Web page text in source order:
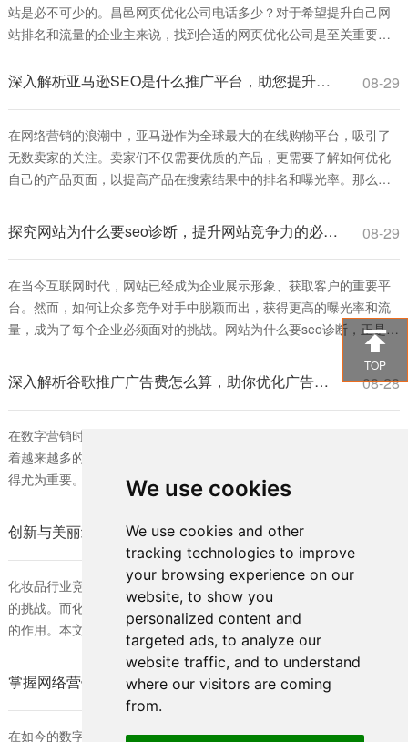
We use cookies
We use cookies and other
tracking technologies to improve
your browsing experience on our
website, to show you
personalized content and
targeted ads, to analyze our
website traffic, and to understand
where our visitors are coming
from.

TOP
站是必不可少的。昌邑网页优化公司电话多少？对于希望提升自己网
站排名和流量的企业主来说，找到合适的网页优化公司是至关重要
页优化服务。 首先，网页优化是指通过一系列技术手段和策略，使得
深入解析亚马逊SEO是什么推广平台，助您提升产品曝光率 08-29
在网络营销的浪潮中，亚马逊作为全球最大的在线购物平台，吸引了
无数卖家的关注。卖家们不仅需要优质的产品，更需要了解如何优化
自己的产品页面，以提高产品在搜索结果中的排名和曝光率。那么，
念及其在推广中的重要性。 首先，我们来了解什么是亚马逊SEO。
SEO（Search Engine Optimization）即搜索引擎优化，是一种通过
探究网站为什么要seo诊断，提升网站竞争力的必由之路 08-29
在当今互联网时代，网站已经成为企业展示形象、获取客户的重要平
台。然而，如何让众多竞争对手中脱颖而出，获得更高的曝光率和流
量，成为了每个企业必须面对的挑战。网站为什么要seo诊断，正是为
了解决这一问题。SEO（搜索引擎优化）诊断能够帮助网站发现自身
存在的问题，从而进行针对性的改进，提高在搜索引擎中的排名。 首
先，网站为什么要seo诊断，可以帮助企业了解当前的SEO状态。通过
对网站进行全面的分析
深入解析谷歌推广广告费怎么算，助你优化广告预算策略 08-28
在数字营销时代，谷歌广告已成为许多企业不可或缺的推广工具。随
着越来越多的商家投入到这一平台，理解谷歌推广广告费怎么算便显
得尤为重要。对于希望在竞争激烈的市场中脱颖而出的企业而言，合
理的广告费用预算是确保营销效果的关键。 首先，我们需要明确谷歌
广告的收费模式。谷歌推广主要基于“每次点击费用”（CPC）进行计
费。也就是说，每当用户点击投放的广告时，商家需要支付一定的费
用。广告费的具体计算不仅与行
化妆品行业竞争激烈，如何在众多品牌中脱颖而出成为各大公司面临
的挑战。而化妆品外包装作为品牌形象的重要体现，发挥着不可忽视
的作用。本文将深入探讨化妆品外包装如何宣传推广以及有效的策
略，帮助品牌提升市场竞争力。 首先，化妆品外包装的重要性不言而
喻。它不仅保护产品，还有助于提升产品形象和用户体验。消费者通
常会被包装的设计和视觉效果吸引，因此，品牌制定独特、富有创意
的包装设计是成功的一步。化妆品外包
掌握网络营销的核心技巧：怎么样快速了解SEO的最佳方法
在如今的数字时代，搜索引擎优化（SEO）已经成为网络营销的核心